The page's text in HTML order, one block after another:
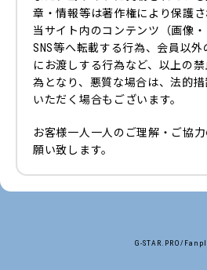
章・情報等は著作権により保護さ
当サイト内のコンテンツ（画像
SNS等へ転載する行為、会員以外
にお渡しする行為など、以上の
為となり、悪質な場合は、法的
いただく場合もございます。
お客様一人一人のご理解・ご協
願い致します。
G-STAR.PRO/